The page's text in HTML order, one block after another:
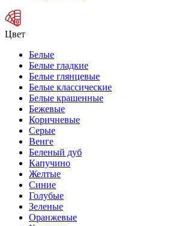
Цвет
Белые
Белые гладкие
Белые глянцевые
Белые классические
Белые крашенные
Бежевые
Коричневые
Серые
Венге
Беленый дуб
Капучино
Желтые
Синие
Голубые
Зеленые
Оранжевые